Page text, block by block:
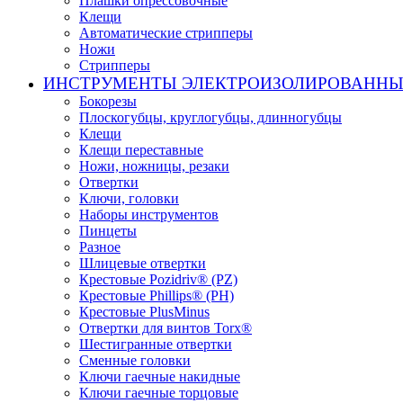
Клещи
Автоматические стрипперы
Ножи
Стрипперы
ИНСТРУМЕНТЫ
Бокорезы
Плоскогубцы, круглогубцы, длинногубцы
Клещи
Клещи переставные
Ножи, ножницы, резаки
Отвертки
Ключи, головки
Наборы инструментов
Пинцеты
Разное
Шлицевые отвертки
Крестовые Pozidriv® (PZ)
Крестовые Phillips® (PH)
Крестовые PlusMinus
Отвертки для винтов Torx®
Шестигранные отвертки
Сменные головки
Ключи гаечные накидные
Ключи гаечные торцовые